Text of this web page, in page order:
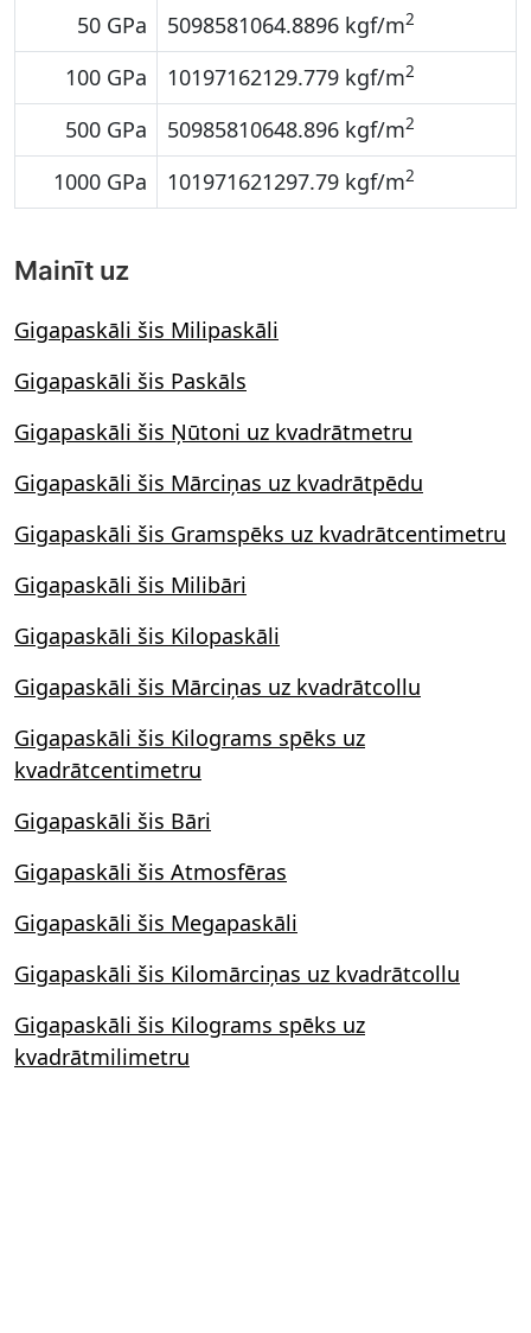
50 GPa 5098581064.8896 kgf/m2
100 GPa 10197162129.779 kgf/m2
500 GPa 50985810648.896 kgf/m2
1000 GPa 101971621297.79 kgf/m2
Mainīt uz
Gigapaskāli šis Milipaskāli
Gigapaskāli šis Paskāls
Gigapaskāli šis Ņūtoni uz kvadrātmetru
Gigapaskāli šis Mārciņas uz kvadrātpēdu
Gigapaskāli šis Gramspēks uz kvadrātcentimetru
Gigapaskāli šis Milibāri
Gigapaskāli šis Kilopaskāli
Gigapaskāli šis Mārciņas uz kvadrātcollu
Gigapaskāli šis Kilograms spēks uz
kvadrātcentimetru
Gigapaskāli šis Bāri
Gigapaskāli šis Atmosfēras
Gigapaskāli šis Megapaskāli
Gigapaskāli šis Kilomārciņas uz kvadrātcollu
Gigapaskāli šis Kilograms spēks uz
kvadrātmilimetru